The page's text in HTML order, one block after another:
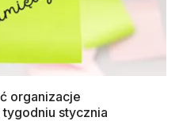
organizacje
stycznia